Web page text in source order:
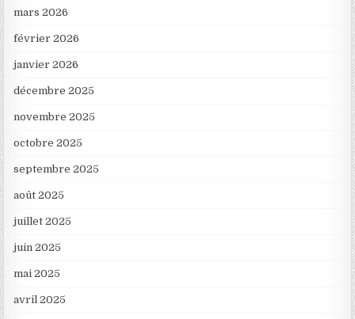
mars 2026
février 2026
janvier 2026
décembre 2025
novembre 2025
octobre 2025
septembre 2025
août 2025
juillet 2025
juin 2025
mai 2025
avril 2025